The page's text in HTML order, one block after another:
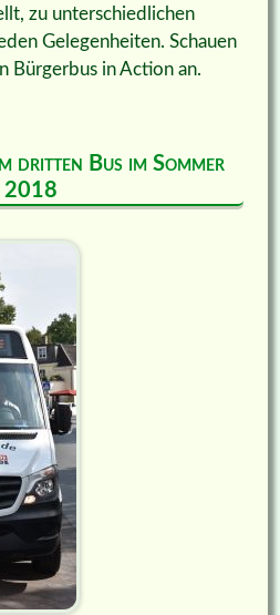
zu unterschiedlichen
Gelegenheiten. Schauen
Bürgerbus in Action an.
dritten Bus im Sommer
2018